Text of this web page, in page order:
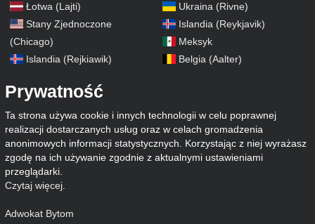
Łotwa (Lajti)
Stany Zjednoczone
(Chicago)
Islandia (Rejkiawik)
Ukraina (Rivne)
Islandia (Reykjavik)
Meksyk
Belgia (Aalter)
Prywatność
Ta strona używa cookie i innych technologii w celu poprawnej
realizacji dostarczanych usług oraz w celach gromadzenia
anonimowych informacji statystycznych. Korzystając z niej wyrażasz
zgodę na ich używanie zgodnie z aktualnymi ustawieniami
przeglądarki.
Czytaj więcej
Adwokat Bytom